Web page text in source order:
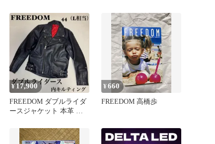
¥ 17,900
FREEDOM ダブルライダ
ースジャケット 本革 キ
¥660
FREEDOM 高橋歩